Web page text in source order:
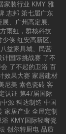
家装行业 KMY 雅
志邦 第七届广东
、广州高定展、
雨虹，群核科技
少侠 红安高新区、
益家具城、民营
计国际挑战赛 了不
了不起的卫浴 百
效果大赛 家居建材
尼美 素色瓷砖 客
认证 第47届国际
中源 科达制造 中国
家居产业 全屋定制
浴 KMY国际轻奢瓷
创尔特厨电 品质